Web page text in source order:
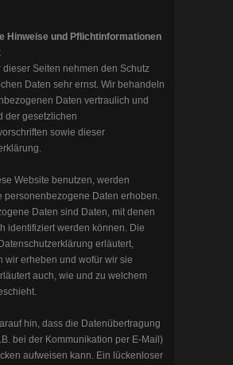
Hinweise und Pflichtinformationen
dieser Seiten nehmen den Schutz
Daten sehr ernst. Wir behandeln
Daten vertraulich und
der gesetzlichen
sowie dieser
Website benutzen, werden
personenbezogene Daten erhoben.
Daten sind Daten, mit denen
identifiziert werden können. Die
erläutert,
wir erheben und wofür wir sie
auch, wie und zu welchem
hin, dass die Datenübertragung
bei der Kommunikation per E-Mail)
aufweisen kann. Ein lückenloser